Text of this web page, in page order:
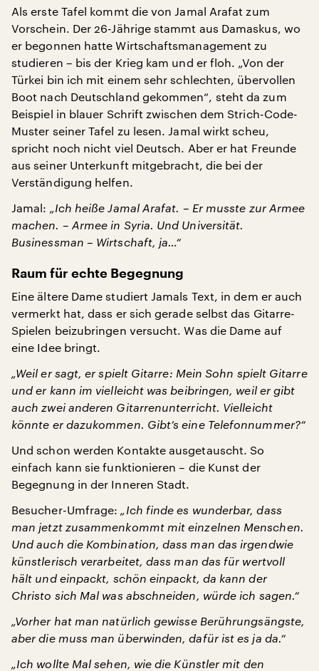
Als erste Tafel kommt die von Jamal Arafat zum
Vorschein. Der 26-Jährige stammt aus Damaskus, wo
er begonnen hatte Wirtschaftsmanagement zu
studieren – bis der Krieg kam und er floh. „Von der
Türkei bin ich mit einem sehr schlechten, übervollen
Boot nach Deutschland gekommen“, steht da zum
Beispiel in blauer Schrift zwischen dem Strich-Code-
Muster seiner Tafel zu lesen. Jamal wirkt scheu,
spricht noch nicht viel Deutsch. Aber er hat Freunde
aus seiner Unterkunft mitgebracht, die bei der
Verständigung helfen.
Jamal: „Ich heiße Jamal Arafat. – Er musste zur Armee
machen. – Armee in Syria. Und Universität.
Businessman – Wirtschaft, ja…“
Raum für echte Begegnung
Eine ältere Dame studiert Jamals Text, in dem er auch
vermerkt hat, dass er sich gerade selbst das Gitarre-
Spielen beizubringen versucht. Was die Dame auf
eine Idee bringt.
„Weil er sagt, er spielt Gitarre: Mein Sohn spielt Gitarre
und er kann im vielleicht was beibringen, weil er gibt
auch zwei anderen Gitarrenunterricht. Vielleicht
könnte er dazukommen. Gibt’s eine Telefonnummer?“
Und schon werden Kontakte ausgetauscht. So
einfach kann sie funktionieren – die Kunst der
Begegnung in der Inneren Stadt.
Besucher-Umfrage: „Ich finde es wunderbar, dass
man jetzt zusammenkommt mit einzelnen Menschen.
Und auch die Kombination, dass man das irgendwie
künstlerisch verarbeitet, dass man das für wertvoll
hält und einpackt, schön einpackt, da kann der
Christo sich Mal was abschneiden, würde ich sagen.“
„Vorher hat man natürlich gewisse Berührungsängste,
aber die muss man überwinden, dafür ist es ja da.“
„Ich wollte Mal sehen, wie die Künstler mit den